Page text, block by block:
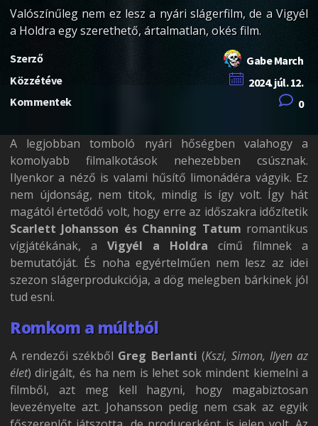
Valószínűleg nem ez lesz a nyári slágerfilm, de a Vigyél
a Holdra egy szerethető, ártalmatlan, okés film.
Szerző
Gabe March
Közzétéve
2024. júl. 12.
Kommentek
0
A legjobban tomboló nyári hőségben valahogy a
komolyabb filmalkotások nehezebben csúsznak.
Ilyenkor a néző is valami hűsítő limonádéra vágyik. Ez
nem újdonság, nem titok, mindig is így volt. Így hát
magától értetődő volt, hogy erre az időszakra időzítetik
Scarlett Johansson és Channing Tatum romantikus
vígjátékának, a Vigyél a Holdra című filmnek a
bemutatóját. És noha egyértelműen nem lesz az idei
szezon slágerprodukciója, a dög melegben bárkinek jól
tud esni.
Romkom a múltból
A rendezői székből Greg Berlanti (Kszi, Simon, Ilyen az
élet) dirigált, és ha nem is lehet sok mindent kiemelni a
filmből, azt meg kell hagyni, hogy magabiztosan
levezényelte azt. Johansson pedig nem csak az egyik